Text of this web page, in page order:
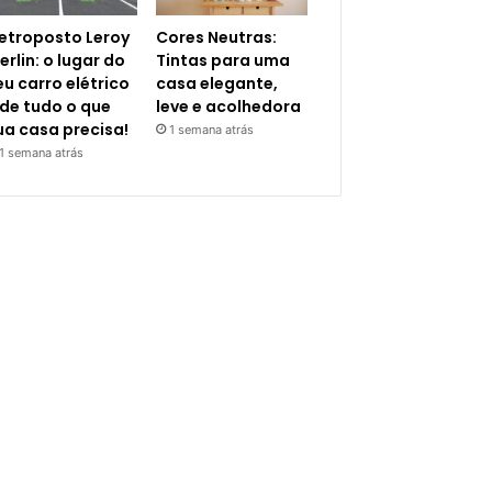
Leroy
o lugar do
carro elétrico
tudo o que
casa precisa!
1 semana atrás
Cores Neutras:
Tintas para uma
casa elegante,
leve e acolhedora
1 semana atrás